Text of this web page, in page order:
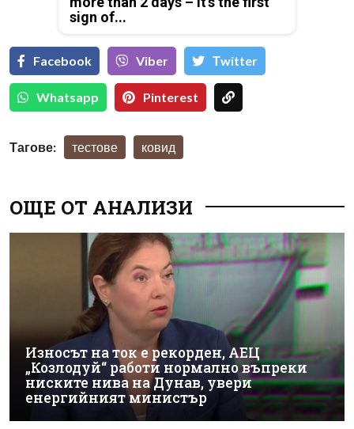
sign of...
Facebook Viber Тwitter
Whatsapp Pinterest
Тагове: тестове ковид
ОЩЕ ОТ АНАЛИЗИ
Износът на ток е рекорден, АЕЦ
„Козлодуй“ работи нормално въпреки
ниските нива на Дунав, увери
енергийният министър